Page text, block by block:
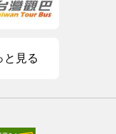
と見る